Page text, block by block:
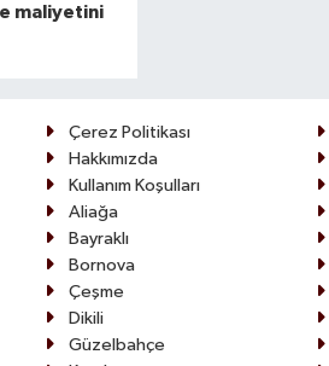
maliyetini
Çerez Politikası
Hakkımızda
Kullanım Koşulları
Aliağa
Bayraklı
Bornova
Çeşme
Dikili
Güzelbahçe